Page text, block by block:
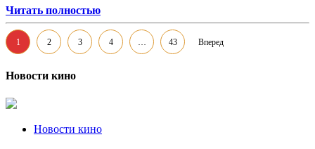
Читать полностью
Пагинация
записей
1 2 3 4 … 43 Вперед
Новости кино
Новости кино